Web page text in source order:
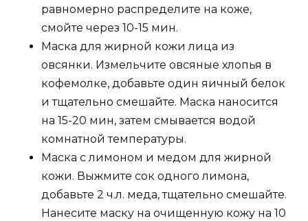
равномерно распределите на коже,
смойте через 10-15 мин.
Маска для жирной кожи лица из
овсянки. Измельчите овсяные хлопья в
кофемолке, добавьте один яичный белок
и тщательно смешайте. Маска наносится
на 15-20 мин, затем смывается водой
комнатной температуры.
Маска с лимоном и медом для жирной
кожи. Выжмите сок одного лимона,
добавьте 2 ч.л. меда, тщательно смешайте.
Нанесите маску на очищенную кожу на 10